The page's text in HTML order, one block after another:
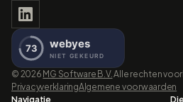
© 2026 MG Software B.V. Alle rechten
PrivacyverklaringAlgemene voorwaarden
Navigatie